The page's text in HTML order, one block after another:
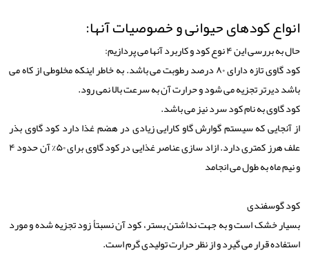
انواع کودهای حیوانی و خصوصیات آنها:
حال به بررسی این ۴ نوع کود و کاربرد آنها می پردازیم:
کود گاوی تازه دارای ۸۰ درصد رطوبت می باشد. به خاطر اینکه مخلوطی از کاه می
باشد دیرتر تجزیه می شود و حرارت آن به سرعت بالا نمی رود.
کود گاوی به نام کود سرد نیز می باشد.
از آنجایی که سیستم گوارش گاو کارایی زیادی در هضم غذا دارد کود گاوی بذر
علف هرز کمتری دارد. ازاد سازی عناصر غذایی در کود گاوی برای ۵۰% آن حدود ۴
و نیم ماه به طول می انجامد
کود گوسفندی
بسیار خشک است و به جهت نداشتن بستر، کود آن نسبتأ زود تجزیه شده و مورد
استفاده قرار می گیرد و از نظر حرارت تولیدی گرم است.